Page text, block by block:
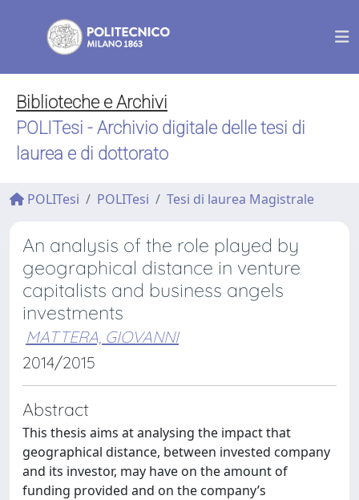
Biblioteche e Archivi
POLITesi - Archivio digitale delle tesi di
laurea e di dottorato
POLITesi POLITesi Tesi di laurea Magistrale
An analysis of the role played by
geographical distance in venture
capitalists and business angels
investments
MATTERA, GIOVANNI
2014/2015
Abstract
This thesis aims at analysing the impact that
geographical distance, between invested company
and its investor, may have on the amount of
funding provided and on the company’s